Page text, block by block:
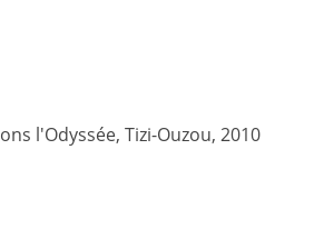
l'Odyssée, Tizi-Ouzou, 2010